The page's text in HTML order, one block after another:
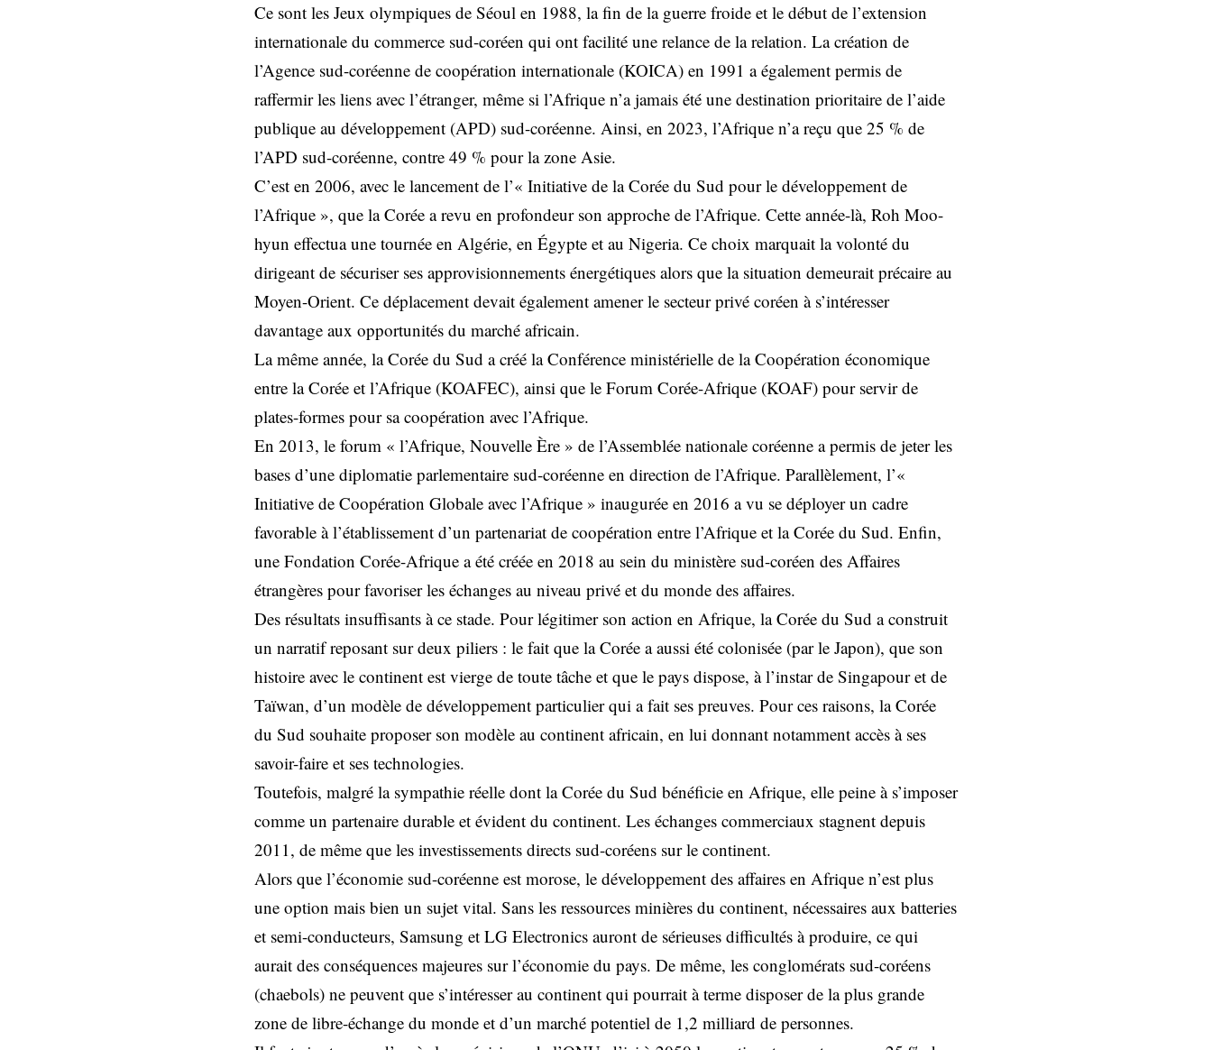
Ce sont les Jeux olympiques de Séoul en 1988, la fin de la guerre froide et le début de l’extension
internationale du commerce sud-coréen qui ont facilité une relance de la relation. La création de
l’Agence sud-coréenne de coopération internationale (KOICA) en 1991 a également permis de
raffermir les liens avec l’étranger, même si l’Afrique n’a jamais été une destination prioritaire de l’aide
publique au développement (APD) sud-coréenne. Ainsi, en 2023, l’Afrique n’a reçu que 25 % de
l’APD sud-coréenne, contre 49 % pour la zone Asie.
C’est en 2006, avec le lancement de l’« Initiative de la Corée du Sud pour le développement de
l’Afrique », que la Corée a revu en profondeur son approche de l’Afrique. Cette année-là, Roh Moo-
hyun effectua une tournée en Algérie, en Égypte et au Nigeria. Ce choix marquait la volonté du
dirigeant de sécuriser ses approvisionnements énergétiques alors que la situation demeurait précaire au
Moyen-Orient. Ce déplacement devait également amener le secteur privé coréen à s’intéresser
davantage aux opportunités du marché africain.
La même année, la Corée du Sud a créé la Conférence ministérielle de la Coopération économique
entre la Corée et l’Afrique (KOAFEC), ainsi que le Forum Corée-Afrique (KOAF) pour servir de
plates-formes pour sa coopération avec l’Afrique.
En 2013, le forum « l’Afrique, Nouvelle Ère » de l’Assemblée nationale coréenne a permis de jeter les
bases d’une diplomatie parlementaire sud-coréenne en direction de l’Afrique. Parallèlement, l’«
Initiative de Coopération Globale avec l’Afrique » inaugurée en 2016 a vu se déployer un cadre
favorable à l’établissement d’un partenariat de coopération entre l’Afrique et la Corée du Sud. Enfin,
une Fondation Corée-Afrique a été créée en 2018 au sein du ministère sud-coréen des Affaires
étrangères pour favoriser les échanges au niveau privé et du monde des affaires.
Des résultats insuffisants à ce stade. Pour légitimer son action en Afrique, la Corée du Sud a construit
un narratif reposant sur deux piliers : le fait que la Corée a aussi été colonisée (par le Japon), que son
histoire avec le continent est vierge de toute tâche et que le pays dispose, à l’instar de Singapour et de
Taïwan, d’un modèle de développement particulier qui a fait ses preuves. Pour ces raisons, la Corée
du Sud souhaite proposer son modèle au continent africain, en lui donnant notamment accès à ses
savoir-faire et ses technologies.
Toutefois, malgré la sympathie réelle dont la Corée du Sud bénéficie en Afrique, elle peine à s’imposer
comme un partenaire durable et évident du continent. Les échanges commerciaux stagnent depuis
2011, de même que les investissements directs sud-coréens sur le continent.
Alors que l’économie sud-coréenne est morose, le développement des affaires en Afrique n’est plus
une option mais bien un sujet vital. Sans les ressources minières du continent, nécessaires aux batteries
et semi-conducteurs, Samsung et LG Electronics auront de sérieuses difficultés à produire, ce qui
aurait des conséquences majeures sur l’économie du pays. De même, les conglomérats sud-coréens
(chaebols) ne peuvent que s’intéresser au continent qui pourrait à terme disposer de la plus grande
zone de libre-échange du monde et d’un marché potentiel de 1,2 milliard de personnes.